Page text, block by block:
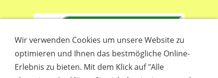
Wir verwenden Cookies um unsere Website zu
optimieren und Ihnen das bestmögliche Online-
Erlebnis zu bieten. Mit dem Klick auf "Alle